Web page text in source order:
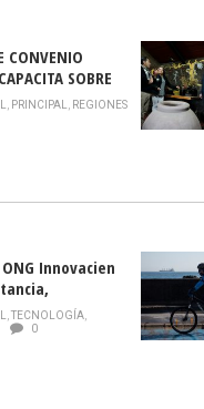
CONVENIO
SOBRE
SUZUKII
, PRINCIPAL, REGIONES
Innovacien
cursos
sobre
,TECNOLOGÍA,
0